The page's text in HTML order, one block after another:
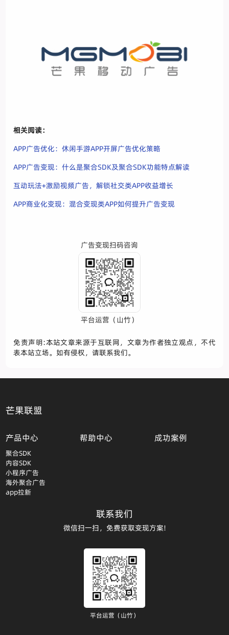
相关阅读：
APP广告优化：休闲手游APP开屏广告优化策略
APP广告变现：什么是聚合SDK及聚合SDK功能特点解读
互动玩法+激励视频广告，解锁社交类APP收益增长
APP商业化变现：混合变现类APP如何提升广告变现
广告变现扫码咨询
平台运营（山竹）
免责声明:本站文章来源于互联网，文章为作者独立观点，不代
表本站立场。如有侵权，请联系我们。
芒果联盟
产品中心
聚合SDK
内容SDK
小程序广告
海外聚合广告
app拉新
帮助中心 成功案例
联系我们
微信扫一扫，免费获取变现方案!
平台运营（山竹）